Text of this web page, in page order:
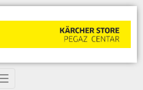
Toggle navigation